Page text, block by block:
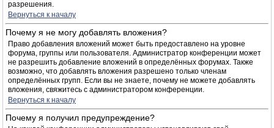
разрешения.
Вернуться к началу
Почему я не могу добавлять вложения?
Право добавления вложений может быть предоставлено на уровне
форума, группы или пользователя. Администратор конференции может
не разрешить добавление вложений в определённых форумах. Также
возможно, что добавлять вложения разрешено только членам
определённых групп. Если вы не знаете, почему не можете добавлять
вложения, свяжитесь с администратором конференции.
Вернуться к началу
Почему я получил предупреждение?